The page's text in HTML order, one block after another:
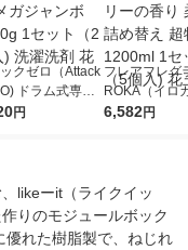
クゼロ（Attack
ドラム式専用
え メガジャン
円
フレアフレグ
ROKA（イロ
イキッドリリ
6,582円
likeーit（ライクイッ
りのモジュールボック
優れた樹脂製で、ねじれ